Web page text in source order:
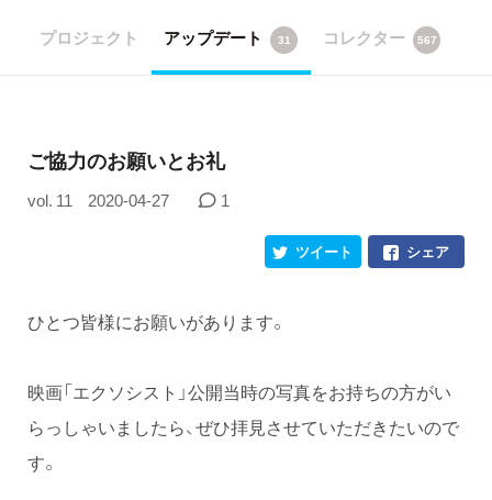
プロジェクト アップデート 31 コレクター 567
ご協力のお願いとお礼
vol. 11 2020-04-27 1
シェア
ツイート
ひとつ皆様にお願いがあります。
映画「エクソシスト」公開当時の写真をお持ちの方がい
らっしゃいましたら、ぜひ拝見させていただきたいので
す。